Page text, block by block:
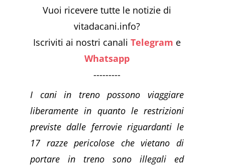
Vuoi ricevere tutte le notizie di
vitadacani.info?
Iscriviti ai nostri canali Telegram e
Whatsapp
---------
I cani in treno possono viaggiare
liberamente in quanto le restrizioni
previste dalle ferrovie riguardanti le
17 razze pericolose che vietano di
portare in treno sono illegali ed